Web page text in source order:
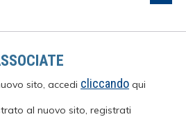
sito, accedi cliccando qui
al nuovo sito, registrati